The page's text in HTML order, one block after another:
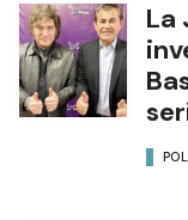
La